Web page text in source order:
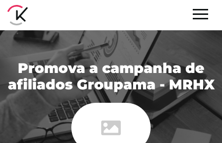
Promova a campanha de
afiliados Groupama - MRHX